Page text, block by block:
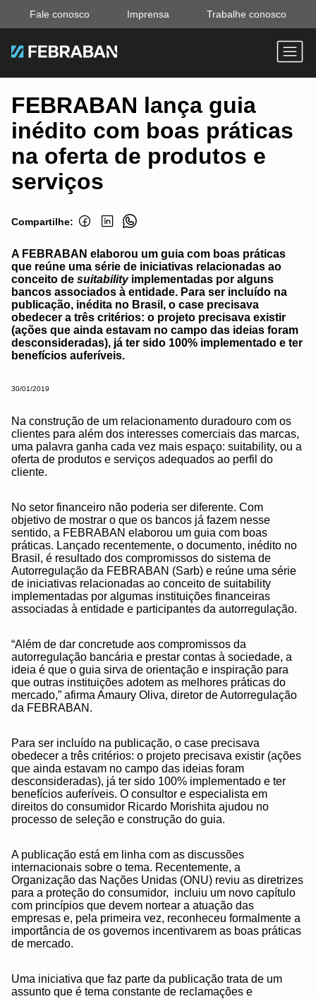
Fale conosco Imprensa Trabalhe conosco
FEBRABAN lança guia
inédito com boas práticas
na oferta de produtos e
serviços
Compartilhe:
A FEBRABAN elaborou um guia com boas práticas
que reúne uma série de iniciativas relacionadas ao
conceito de suitabilityimplementadas por alguns
bancos associados à entidade. Para ser incluído na
publicação, inédita no Brasil, o case precisava
obedecer a três critérios: o projeto precisava existir
(ações que ainda estavam no campo das ideias foram
desconsideradas), já ter sido 100% implementado e ter
benefícios auferíveis.
30/01/2019
Na construção de um relacionamento duradouro com os
clientes para além dos interesses comerciais das marcas,
uma palavra ganha cada vez mais espaço: suitability, ou a
oferta de produtos e serviços adequados ao perfil do
cliente.
No setor financeiro não poderia ser diferente. Com
objetivo de mostrar o que os bancos já fazem nesse
sentido, a FEBRABAN elaborou um guia com boas
práticas. Lançado recentemente, o documento, inédito no
Brasil, é resultado dos compromissos do sistema de
Autorregulação da FEBRABAN (Sarb) e reúne uma série
de iniciativas relacionadas ao conceito de suitability
implementadas por algumas instituições financeiras
associadas à entidade e participantes da autorregulação.
“Além de dar concretude aos compromissos da
autorregulação bancária e prestar contas à sociedade, a
ideia é que o guia sirva de orientação e inspiração para
que outras instituições adotem as melhores práticas do
mercado,” afirma Amaury Oliva, diretor de Autorregulação
da FEBRABAN.
Para ser incluído na publicação, o case precisava
obedecer a três critérios: o projeto precisava existir (ações
que ainda estavam no campo das ideias foram
desconsideradas), já ter sido 100% implementado e ter
benefícios auferíveis. O consultor e especialista em
direitos do consumidor Ricardo Morishita ajudou no
processo de seleção e construção do guia.
A publicação está em linha com as discussões
internacionais sobre o tema. Recentemente, a
Organização das Nações Unidas (ONU) reviu as diretrizes
para a proteção do consumidor, incluiu um novo capítulo
com princípios que devem nortear a atuação das
empresas e, pela primeira vez, reconheceu formalmente a
importância de os governos incentivarem as boas práticas
de mercado.
Uma iniciativa que faz parte da publicação trata de um
assunto que é tema constante de reclamações e